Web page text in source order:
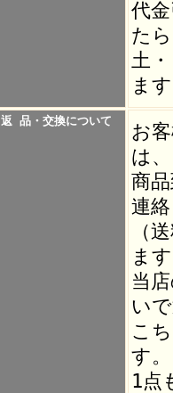
代
た
土
ま
返 品・交換について
お
は、
商
連
（
ま
当
い
こ
す。
1点